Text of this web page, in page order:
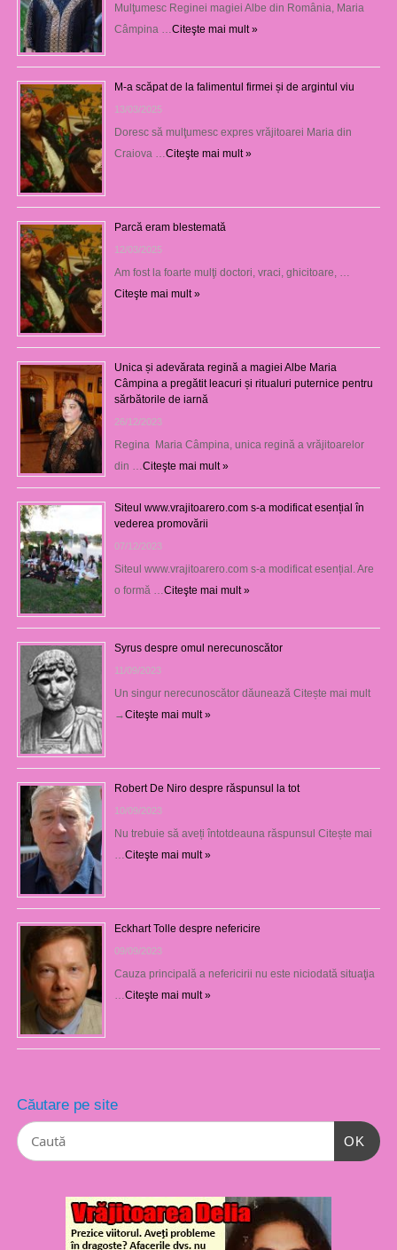
Mulţumesc Reginei magiei Albe din România, Maria
Câmpina … Citeşte mai mult »
M-a scăpat de la falimentul firmei și de argintul viu
13/03/2025
Doresc să mulţumesc expres vrăjitoarei Maria din
Craiova … Citeşte mai mult »
Parcă eram blestemată
12/03/2025
Am fost la foarte mulţi doctori, vraci, ghicitoare, …
Citeşte mai mult »
Unica și adevărata regină a magiei Albe Maria
Câmpina a pregătit leacuri și ritualuri puternice pentru
sărbătorile de iarnă
26/12/2023
Regina Maria Câmpina, unica regină a vrăjitoarelor
din … Citeşte mai mult »
Siteul www.vrajitoarero.com s-a modificat esențial în
vederea promovării
07/12/2023
Siteul www.vrajitoarero.com s-a modificat esențial. Are
o formă … Citeşte mai mult »
Syrus despre omul nerecunoscător
11/09/2023
Un singur nerecunoscător dăunează Citește mai mult
→Citeşte mai mult »
Robert De Niro despre răspunsul la tot
10/09/2023
Nu trebuie să aveți întotdeauna răspunsul Citește mai
Citeşte mai mult »
Eckhart Tolle despre nefericire
09/09/2023
Cauza principală a nefericirii nu este niciodată situaţia
Citeşte mai mult »
Căutare pe site
OK